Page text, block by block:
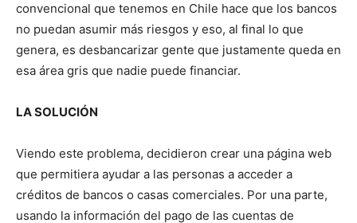
convencional que tenemos en Chile hace que los bancos
no puedan asumir más riesgos y eso, al final lo que
genera, es desbancarizar gente que justamente queda en
esa área gris que nadie puede financiar.
LA SOLUCIÓN
Viendo este problema, decidieron crear una página web
que permitiera ayudar a las personas a acceder a
créditos de bancos o casas comerciales. Por una parte,
usando la información del pago de las cuentas de